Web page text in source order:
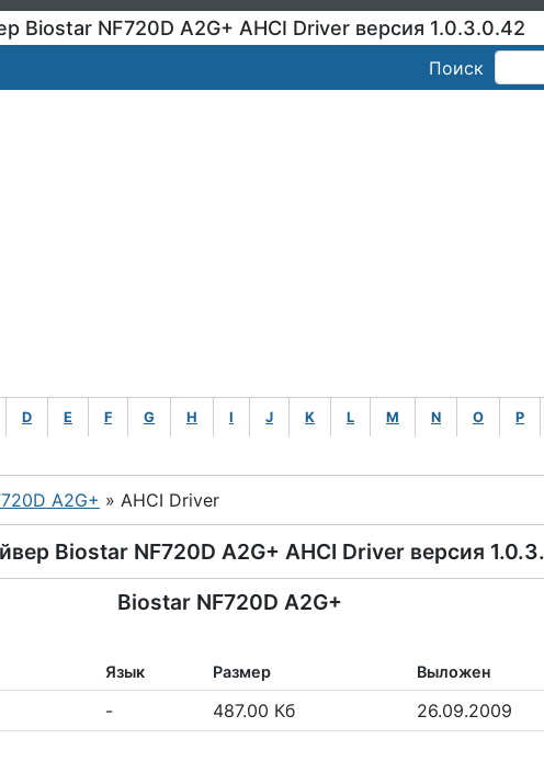
Biostar NF720D A2G+ AHCI Driver версия 1.0.3.0.42
Поиск
D E F G H I J K L M N O P
A2G+ » AHCI Driver
Biostar NF720D A2G+ AHCI Driver версия
Biostar NF720D A2G+
Язык Размер Выложен
- 487.00 Кб 26.09.2009